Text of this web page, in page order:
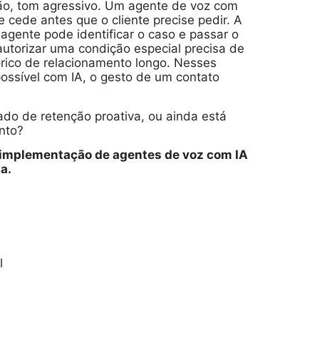
tom agressivo. Um agente de voz com
antes que o cliente precise pedir. A
pode identificar o caso e passar o
uma condição especial precisa de
de relacionamento longo. Nesses
com IA, o gesto de um contato
de retenção proativa, ou ainda está
de agentes de voz com IA